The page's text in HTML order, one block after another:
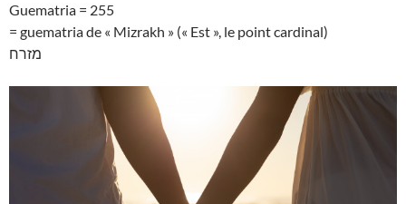
Guematria = 255
= guematria de « Mizrakh » (« Est », le point cardinal)
מזרח